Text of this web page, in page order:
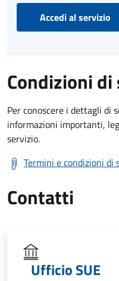
Accedi al servizio
Condizioni
Per conoscere i dettagli di
informazioni importanti,
servizio.
Termini e condizioni di
Contatti
Ufficio SUE